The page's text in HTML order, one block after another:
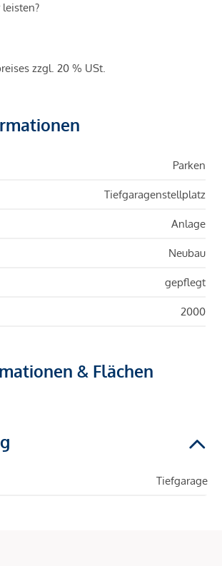
zzgl. 20 % USt.
Parken
Tiefgaragenstellplatz
Anlage
Neubau
gepflegt
2000
& Flächen
Tiefgarage